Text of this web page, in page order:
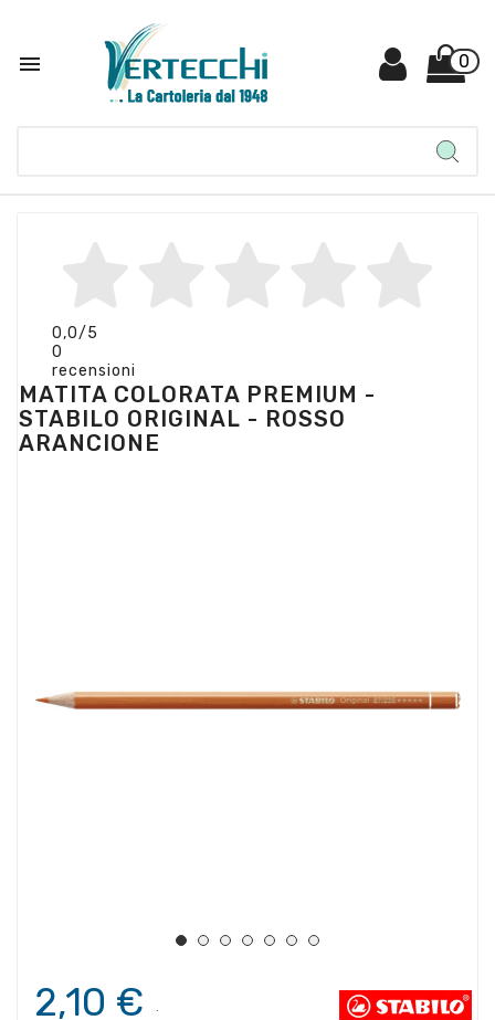
 0
0,0/5
0
recensioni
MATITA COLORATA PREMIUM -
STABILO ORIGINAL - ROSSO
ARANCIONE
2,10 € .